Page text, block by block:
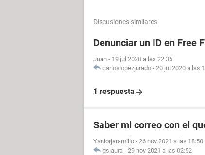
Discusiones similares
Denunciar un ID en Free
Juan - 19 jul 2020 a las 22:36
carloslopezjurado - 20 jul 2020 a las
1 respuesta
Saber mi correo con el
Yaniorjaramillo - 26 nov 2021 a las 18:50
gslaura - 29 nov 2021 a las 02:52